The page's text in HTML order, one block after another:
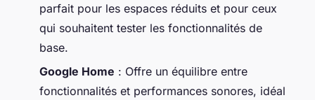
parfait pour les espaces réduits et pour ceux
qui souhaitent tester les fonctionnalités de
base.
Google Home : Offre un équilibre entre
fonctionnalités et performances sonores, idéal